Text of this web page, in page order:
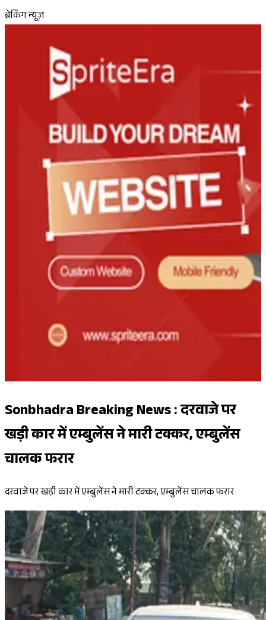
ब्रेकिंग न्यूज़
Sonbhadra Breaking News : दरवाजे पर
खड़ी कार में एम्बुलेंस ने मारी टक्कर, एम्बुलेंस
चालक फरार
दरवाजे पर खड़ी कार में एम्बुलेंस ने मारी टक्कर, एम्बुलेंस चालक फरार